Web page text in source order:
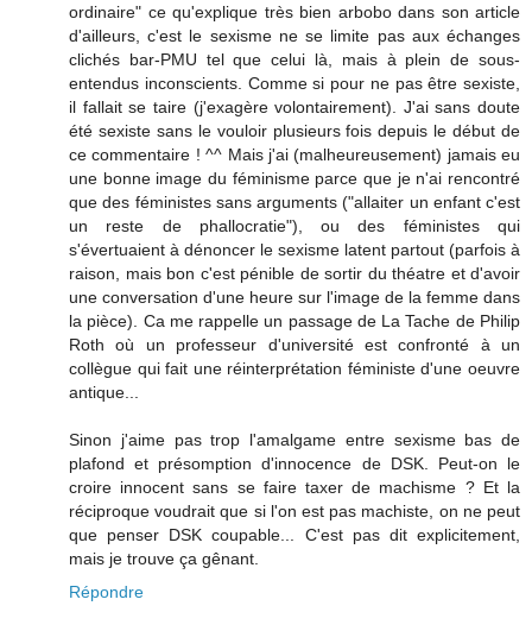
ordinaire" ce qu'explique très bien arbobo dans son article
d'ailleurs, c'est le sexisme ne se limite pas aux échanges
clichés bar-PMU tel que celui là, mais à plein de sous-
entendus inconscients. Comme si pour ne pas être sexiste,
il fallait se taire (j'exagère volontairement). J'ai sans doute
été sexiste sans le vouloir plusieurs fois depuis le début de
ce commentaire ! ^^ Mais j'ai (malheureusement) jamais eu
une bonne image du féminisme parce que je n'ai rencontré
que des féministes sans arguments ("allaiter un enfant c'est
un reste de phallocratie"), ou des féministes qui
s'évertuaient à dénoncer le sexisme latent partout (parfois à
raison, mais bon c'est pénible de sortir du théatre et d'avoir
une conversation d'une heure sur l'image de la femme dans
la pièce). Ca me rappelle un passage de La Tache de Philip
Roth où un professeur d'université est confronté à un
collègue qui fait une réinterprétation féministe d'une oeuvre
antique...
Sinon j'aime pas trop l'amalgame entre sexisme bas de
plafond et présomption d'innocence de DSK. Peut-on le
croire innocent sans se faire taxer de machisme ? Et la
réciproque voudrait que si l'on est pas machiste, on ne peut
que penser DSK coupable... C'est pas dit explicitement,
mais je trouve ça gênant.
Répondre